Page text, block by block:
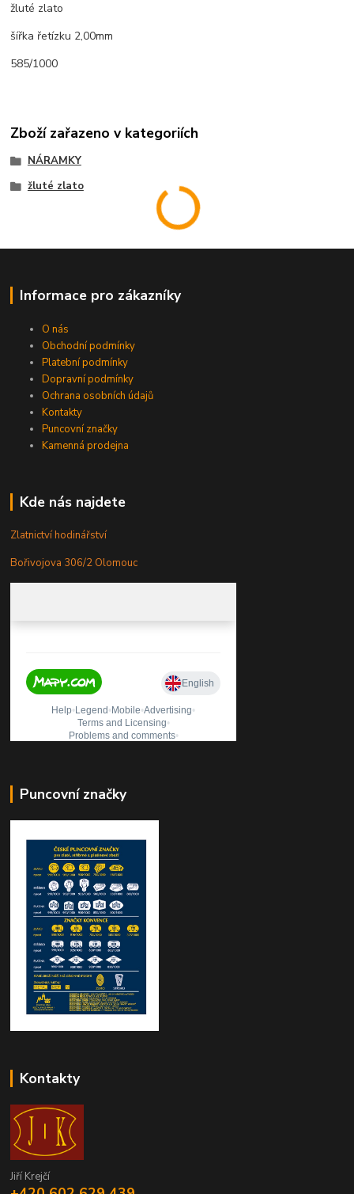
žluté zlato
šířka řetízku 2,00mm
585/1000
Zboží zařazeno v kategoriích
NÁRAMKY
žluté zlato
Informace pro zákazníky
O nás
Obchodní podmínky
Platební podmínky
Dopravní podmínky
Ochrana osobních údajů
Kontakty
Puncovní značky
Kamenná prodejna
Kde nás najdete
Zlatnictví hodinářství
Bořivojova 306/2 Olomouc
Puncovní značky
Kontakty
Jiří Krejčí